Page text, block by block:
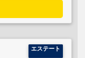
エステート